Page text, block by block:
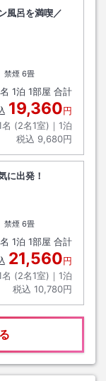
風呂を満喫／
禁煙 6畳
名 1泊 1部屋 合計
19,360円
名 (2名1室)｜ 1泊
税込 9,680円
に出発！
禁煙 6畳
名 1泊 1部屋 合計
21,560円
名 (2名1室)｜ 1泊
税込 10,780円